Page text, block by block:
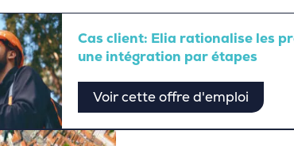
Cas client: Elia rationalise les
une intégration par étapes
Voir cette offre d'emploi